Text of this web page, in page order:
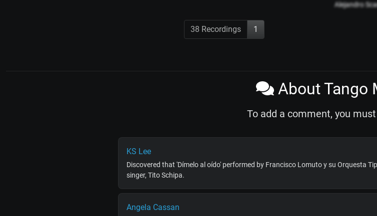
Alejandro
38 Recordings 1
About Tango
To add a comment, you must
KS Lee
Discovered that 'Dímelo al oído' performed by Francisco Lomuto y su Orquesta
singer, Tito Schipa.
Angela Cassan